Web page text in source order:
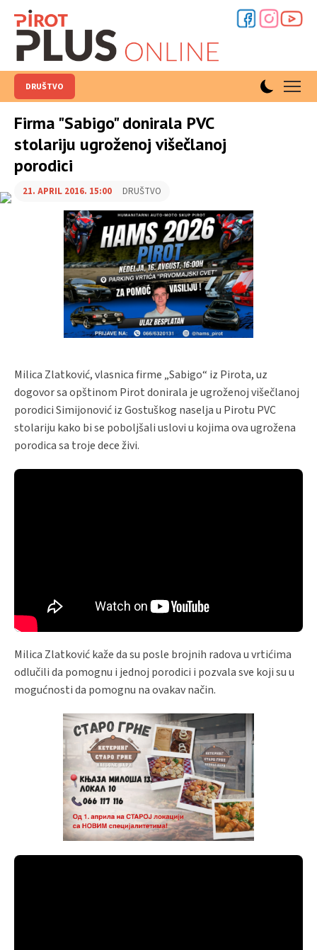
DRUŠTVO
Firma "Sabigo" donirala PVC
stolariju ugroženoj višečlanoj
porodici
21. APRIL 2016. 15:00 DRUŠTVO
Milica Zlatković, vlasnica firme „Sabigo“ iz Pirota, uz
dogovor sa opštinom Pirot donirala je ugroženoj višečlanoj
porodici Simijonović iz Gostuškog naselja u Pirotu PVC
stolariju kako bi se poboljšali uslovi u kojima ova ugrožena
porodica sa troje dece živi.
Milica Zlatković kaže da su posle brojnih radova u vrtićima
odlučili da pomognu i jednoj porodici i pozvala sve koji su u
mogućnosti da pomognu na ovakav način.